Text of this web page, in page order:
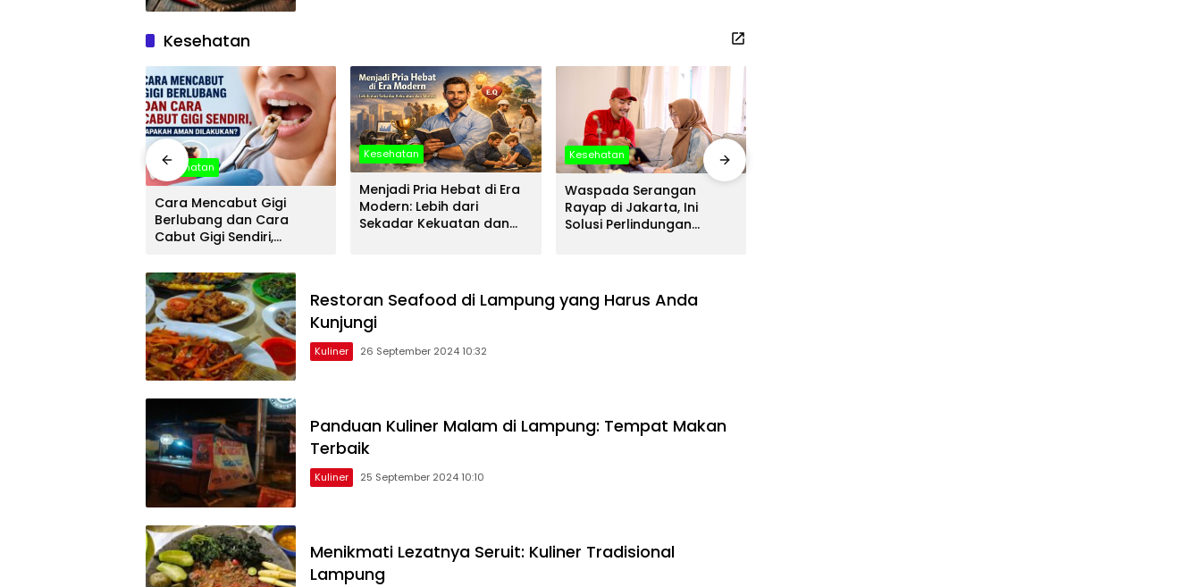
Kesehatan
Kesehatan
Cara Mencabut Gigi
Berlubang dan Cara
Cabut Gigi Sendiri,
Kesehatan
Menjadi Pria Hebat di Era
Modern: Lebih dari
Sekadar Kekuatan dan
Kesehatan
Waspada Serangan
Rayap di Jakarta, Ini
Solusi Perlindungan
Restoran Seafood di Lampung yang Harus Anda
Kunjungi
Kuliner 26 September 2024 10:32
Panduan Kuliner Malam di Lampung: Tempat Makan
Terbaik
Kuliner 25 September 2024 10:10
Menikmati Lezatnya Seruit: Kuliner Tradisional
Lampung